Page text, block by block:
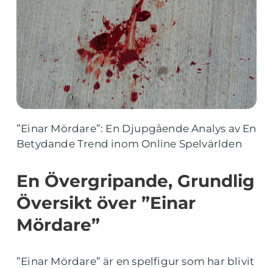
”Einar Mördare”: En Djupgående Analys av En
Betydande Trend inom Online Spelvärlden
En Övergripande, Grundlig
Översikt över ”Einar
Mördare”
”Einar Mördare” är en spelfigur som har blivit